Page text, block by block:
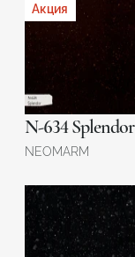
Акция
N-634 Splendor
NEOMARM